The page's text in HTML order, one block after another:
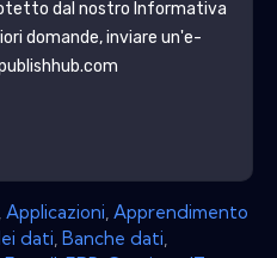
dal nostro Informativa
domande, inviare un'e-
Applicazioni Apprendimento
dati Banche dati